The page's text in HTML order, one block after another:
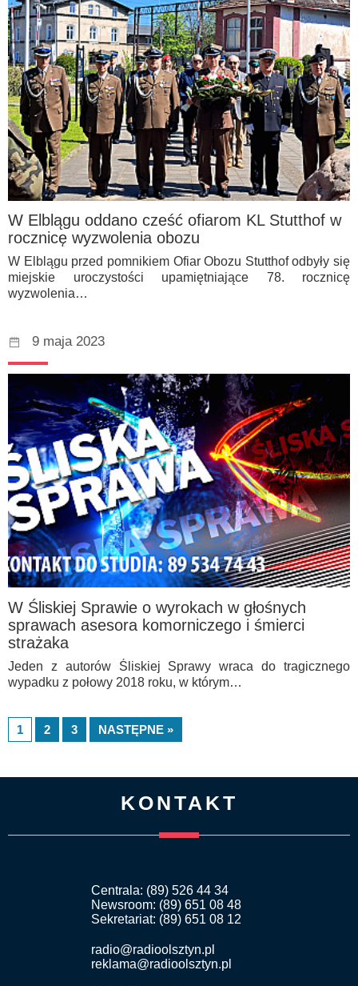
W Elblągu oddano cześć ofiarom KL Stutthof w
rocznicę wyzwolenia obozu
W Elblągu przed pomnikiem Ofiar Obozu Stutthof odbyły się
miejskie uroczystości upamiętniające 78. rocznicę
wyzwolenia…
9 maja 2023
W Śliskiej Sprawie o wyrokach w głośnych
sprawach asesora komorniczego i śmierci
strażaka
Jeden z autorów Śliskiej Sprawy wraca do tragicznego
wypadku z połowy 2018 roku, w którym…
1 2 3 NASTĘPNE »
KONTAKT
Centrala: (89) 526 44 34
Newsroom: (89) 651 08 48
Sekretariat: (89) 651 08 12
radio@radioolsztyn.pl
reklama@radioolsztyn.pl